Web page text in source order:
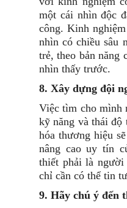
một cái nhìn độc
công. Kinh
nhìn có chiều sâu
trẻ, theo bản năng
nhìn thấy trước.
8. Xây dựng đội
Việc tìm cho mình
kỹ năng và thái
hóa thương hiệu
nâng cao uy tín
thiết phải là
chỉ cần có thể tin
9. Hãy chú ý đến